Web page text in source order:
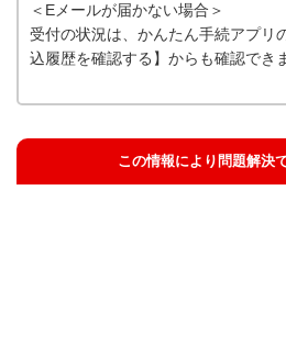
＜Eメールが届かない場合＞
受付の状況は、かんたん手続アプリ
込履歴を確認する】からも確認でき
この情報により問題解決